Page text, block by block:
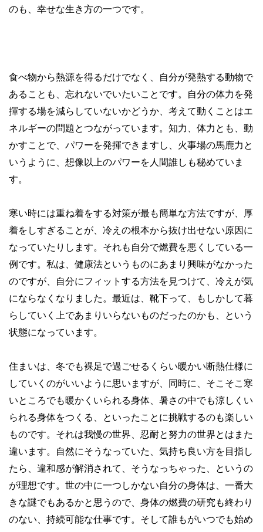
のも、幸せな生き方の一つです。
食べ物から熱源を得るだけでなく、自分が発熱する動物で
あることも、忘れないでいたいことです。自分の体力を発
揮する場を減らしていないかどうか、考えて動くことはエ
ネルギーの問題とつながっています。知力、体力とも、動
かすことで、パワーを発揮できますし、火事場の馬鹿力と
いうように、想像以上のパワーを人間誰しも秘めていま
す。
寒い時には重ね着をする対策が最も簡単な方法ですが、厚
着をしすぎることが、冷えの根本から抜け出せない原因に
なっていたりします。それも自分で燃費を悪くしている一
例です。私は、健康法というものにあまり興味がなかった
のですが、自分にフィットする方法を見つけて、冷えが気
にならなくなりました。最近は、靴下って、もしかして暮
らしていく上であまりいらないものだったのかも、という
状態になっています。
住まいは、冬でも裸足で過ごせるくらい暖かい断熱仕様に
していくのがいいように思いますが、同時に、そこそこ寒
いところでも暖かくいられる身体、暑さの中でも涼しくい
られる身体をつくる、といったことに挑戦するのも楽しい
ものです。それは我慢の世界、忍耐と努力の世界とはまた
違います。自然にそうなっていた、気持ち良い方を目指し
たら、違和感が解消されて、そうなっちゃった、というの
が理想です。世の中に一つしかない自分の身体は、一番大
きな謎でもあるかと思うので、身体の燃費の研究も終わり
のない、持続可能な仕事です。そして誰もがいつでも始め